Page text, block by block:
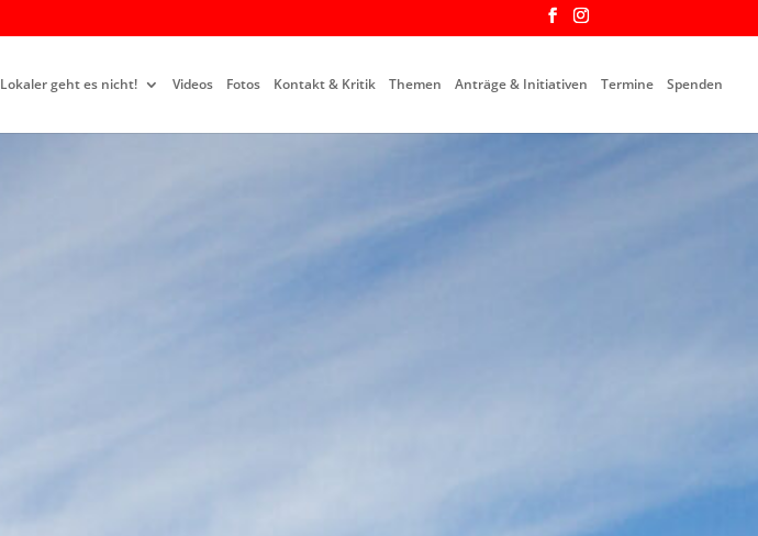
Lokaler geht es nicht! Videos Fotos Kontakt & Kritik Themen Anträge & Initiativen Termine Spenden